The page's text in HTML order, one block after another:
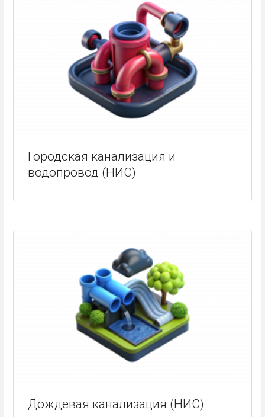
Городская канализация и
водопровод (НИС)
Дождевая канализация (НИС)